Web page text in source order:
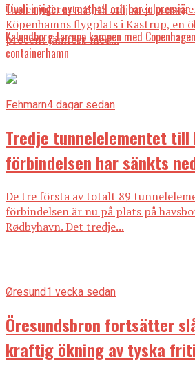
Tivoli inviger ny mathall och har julpremiär
Kalundborg tar upp kampen med
containerhamn
Under juli reste 3,45 miljoner
Köpenhamns flygplats i Kastrup, en
procent jämfört med...
Fehmarn4 dagar sedan
Tredje tunnelelementet till
förbindelsen har sänkts
De tre första av totalt 89
förbindelsen är nu på plats på
Rødbyhavn. Det tredje...
Øresund1 vecka sedan
Öresundsbron fortsätter
kraftig ökning av tyska